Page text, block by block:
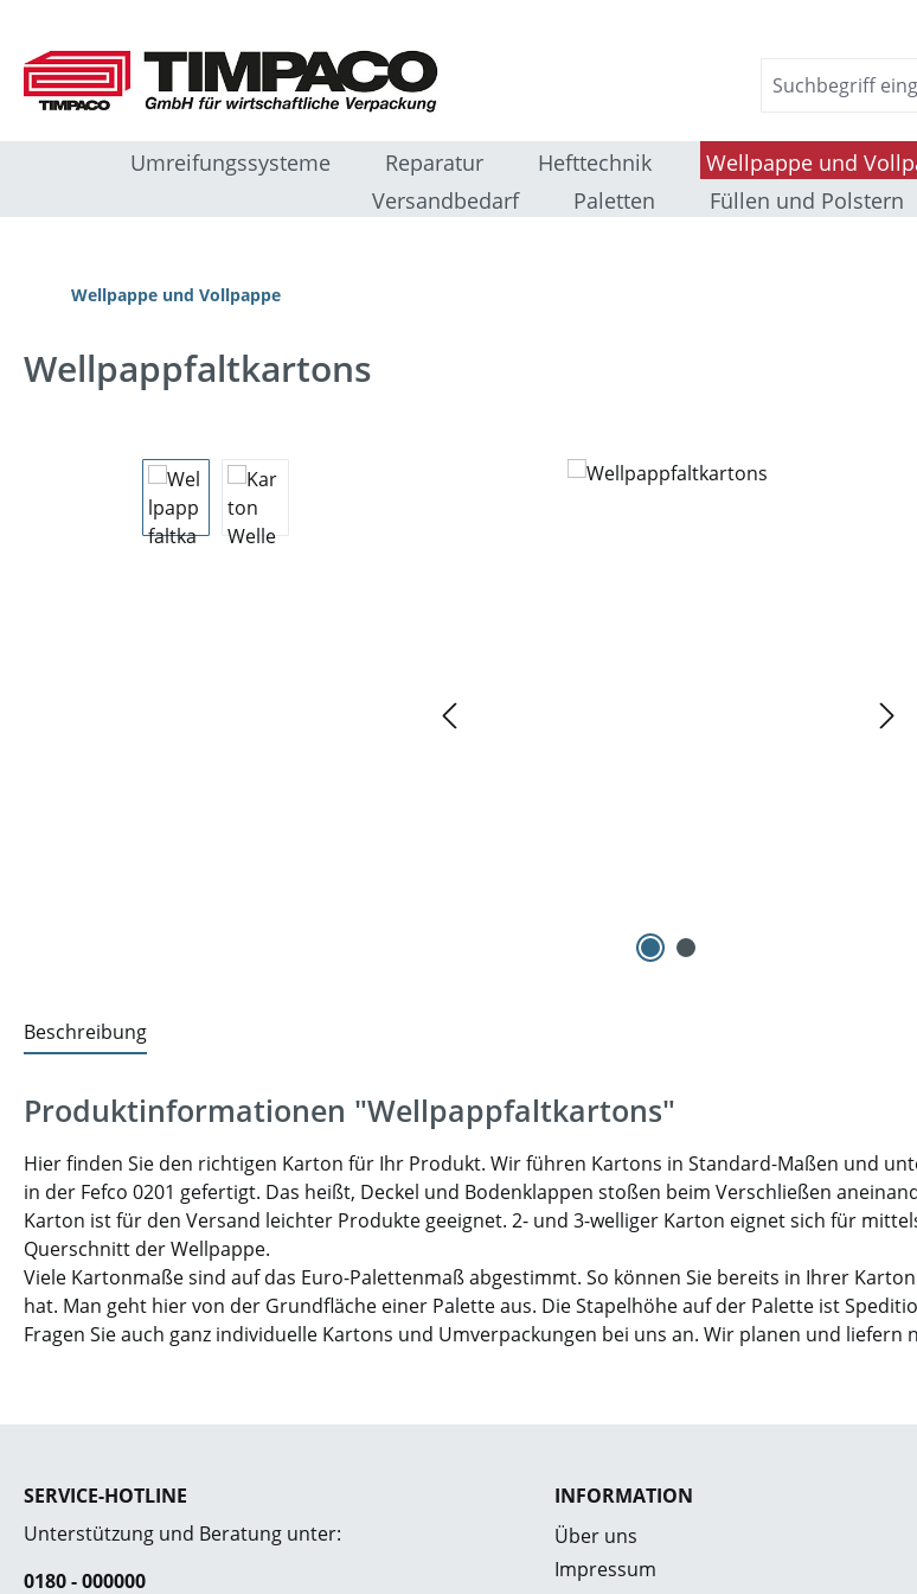
Umreifungssysteme Reparatur Hefttechnik Wellpappe und
Versandbedarf
Paletten Füllen und Polstern
Wellpappe und Vollpappe
Wellpappfaltkartons
Bildergalerie überspringen
Beschreibung
Produktinformationen "Wellpappfaltkartons"
Hier finden Sie den richtigen Karton für Ihr Produkt. Wir führen Kartons in Standard-Maßen und
in der Fefco 0201 gefertigt. Das heißt, Deckel und Bodenklappen stoßen beim Verschließen
Karton ist für den Versand leichter Produkte geeignet. 2- und 3-welliger Karton eignet sich für
Querschnitt der Wellpappe.
Viele Kartonmaße sind auf das Euro-Palettenmaß abgestimmt. So können Sie bereits in Ihrer
hat. Man geht hier von der Grundfläche einer Palette aus. Die Stapelhöhe auf der Palette ist
Fragen Sie auch ganz individuelle Kartons und Umverpackungen bei uns an. Wir planen und
SERVICE-HOTLINE
Unterstützung und Beratung unter:
0180 - 000000
INFORMATION
Über uns
Impressum